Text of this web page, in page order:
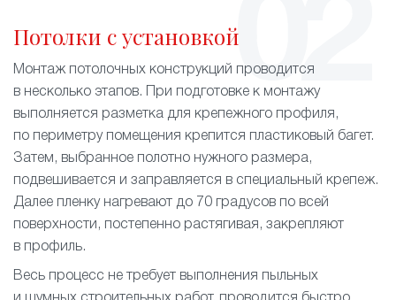
Потолки с установкой
Монтаж потолочных конструкций проводится
в несколько этапов. При подготовке к монтажу
выполняется разметка для крепежного профиля,
по периметру помещения крепится пластиковый багет.
Затем, выбранное полотно нужного размера,
подвешивается и заправляется в специальный крепеж.
Далее пленку нагревают до 70 градусов по всей
поверхности, постепенно растягивая, закрепляют
в профиль.
Весь процесс не требует выполнения пыльных